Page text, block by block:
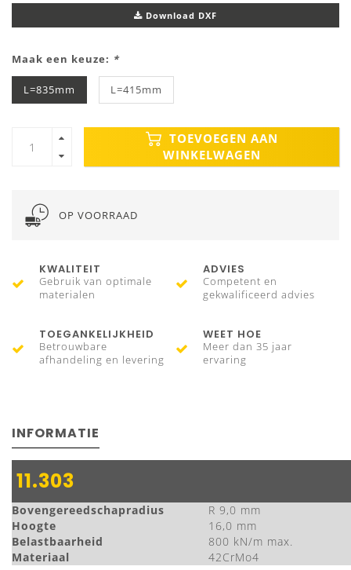
Download DXF
Maak een keuze: *
L=835mm L=415mm
TOEVOEGEN AAN
WINKELWAGEN
OP VOORRAAD
KWALITEIT
Gebruik van optimale
materialen
ADVIES
Competent en
gekwalificeerd advies
TOEGANKELIJKHEID
Betrouwbare
afhandeling en levering
WEET HOE
Meer dan 35 jaar
ervaring
INFORMATIE
11.303
Bovengereedschapradius
R 9,0 mm
Hoogte
16,0 mm
Belastbaarheid
800 kN/m max.
Materiaal
42CrMo4